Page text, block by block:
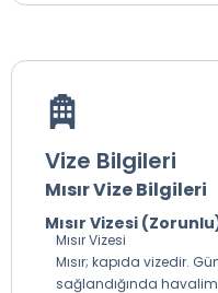
Vize Bilgileri
Mısır Vize Bilgileri
Mısır Vizesi
Mısır Vizesi
Mısır; kapıda vizedir.
sağlandığında